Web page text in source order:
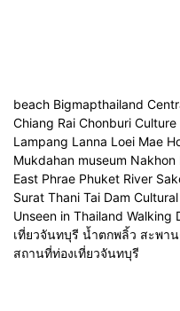
beach Bigmapthailand
Chiang Rai Chonburi
Lampang Lanna Loei Mae
Mukdahan museum
East Phrae Phuket River
Surat Thani Tai Dam
Unseen in Thailand Walking
เที่ยวจันทบุรี น้ำตกพลิ้ว สะพา
สถานที่ท่องเที่ยวจันทบุรี